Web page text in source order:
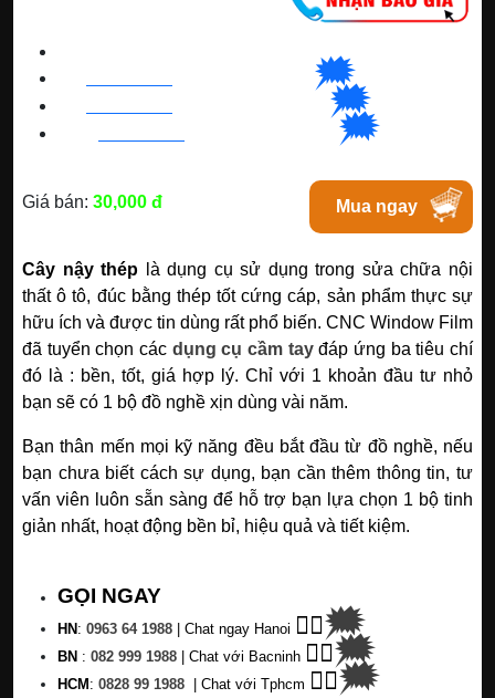
🗯
🗯
🗯
Giá bán: 30,000 đ Mua ngay
Cây nậy thép là dụng cụ sử dụng trong sửa chữa nội
thất ô tô, đúc bằng thép tốt cứng cáp, sản phẩm thực sự
hữu ích và được tin dùng rất phổ biến. CNC Window Film
đã tuyển chọn các dụng cụ cầm tayđáp ứng ba tiêu chí
đó là : bền, tốt, giá hợp lý. Chỉ với 1 khoản đầu tư nhỏ
bạn sẽ có 1 bộ đồ nghề xịn dùng vài năm.
Bạn thân mến mọi kỹ năng đều bắt đầu từ đồ nghề, nếu
bạn chưa biết cách sự dụng, bạn cần thêm thông tin, tư
vấn viên luôn sẵn sàng để hỗ trợ bạn lựa chọn 1 bộ tinh
giản nhất, hoạt động bền bỉ, hiệu quả và tiết kiệm.
GỌI NGAY
HN: 0963 64 1988 | Chat ngay Hanoi 👉🏽🗯
BN : 082 999 1988 | Chat với Bacninh 👉🏽🗯
HCM: 0828 99 1988 | Chat với Tphcm 👉🏽🗯